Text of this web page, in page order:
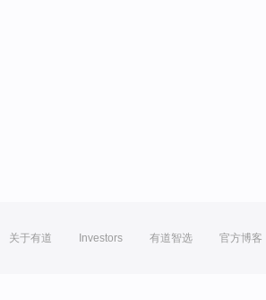
关于有道 Investors 有道智选 官方博客